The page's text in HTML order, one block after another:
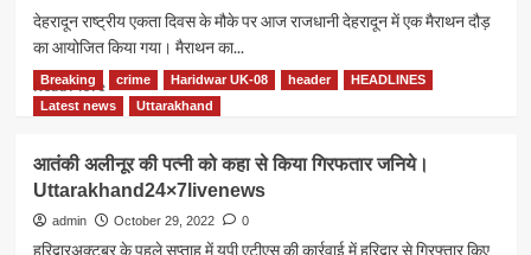
हरी
झंडी
दिखाई।
Uttarakhand24×7livenews
की
जनता
भी
तोड़ेगी
परिपाटी
सिंह
धामी।
Uttarakhand24×7livenews
देहरादून राष्ट्रीय एकता दिवस के मौके पर आज राजधानी देहरादून में एक मैराथन दौड़
का आयोजित किया गया। मैराथन का...
Read MoreRead
more
राष्ट्रीय
एकता
दिवस
के
मौके
Breaking crime Haridwar UK-08 header
HEADLINES
Latest news
Uttarakhand
आतंकी अलीनूर की पत्नी को कहा से किया गिरफतार जनिये।
Uttarakhand24×7livenews
admin October 29, 2022 0
हरिद्वारअक्टूबर के पहले सप्ताह में यूपी एटीएस की कार्रवाई में हरिद्वार से गिरफ्तार किए